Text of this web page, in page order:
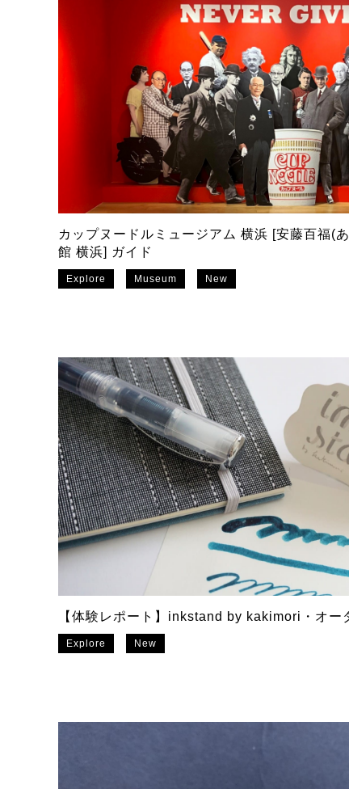
カップヌードルミュージアム 横浜 [安藤百福(
館 横浜] ガイド
Explore Museum New
【体験レポート】inkstand by kakimori・オー
Explore New